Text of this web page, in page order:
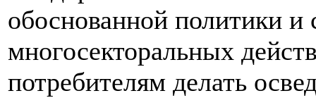
обоснованной политики и
многосекторальных
потребителям делать